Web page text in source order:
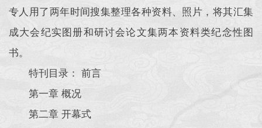
专人用了两年时间搜集整理各种资料、照片，将其汇集
成大会纪实图册和研讨会论文集两本资料类纪念性图
书。
特刊目录： 前言
第一章 概况
第二章 开幕式